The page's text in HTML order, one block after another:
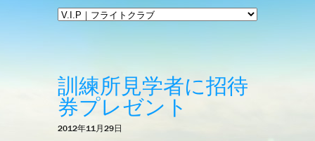
訓練所見学者に招待
券プレゼント
2012年11月29日